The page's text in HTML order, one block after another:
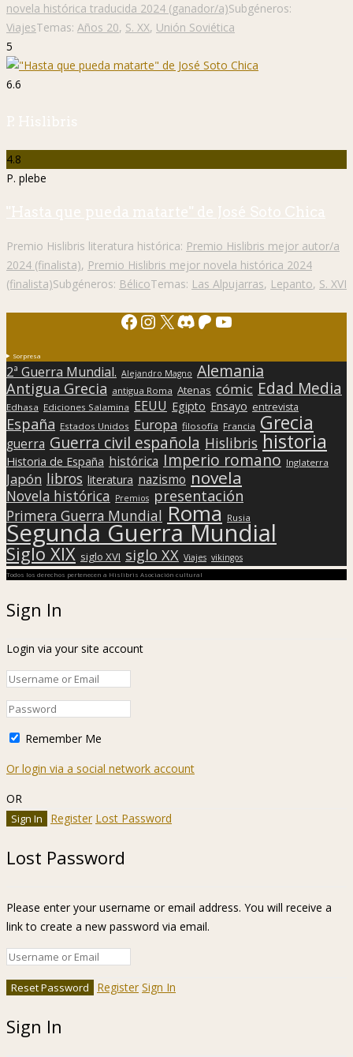
novela histórica traducida 2024 (ganador/a)Subgéneros:
ViajesTemas: Años 20, S. XX, Unión Soviética
5
6.6
P. Hislibris
4.8
P. plebe
"Hasta que pueda matarte" de José Soto Chica
Premio Hislibris literatura histórica: Premio Hislibris mejor autor/a
2024 (finalista), Premio Hislibris mejor novela histórica 2024
(finalista)Subgéneros: BélicoTemas: Las Alpujarras, Lepanto, S. XVI
Facebook
Instagram
X Discord
Patreon
YouTube
Sorpresa
2ª Guerra Mundial. Alejandro Magno Alemania
Antigua Grecia antigua Roma Atenas cómic Edad Media
Edhasa Ediciones Salamina EEUU Egipto Ensayo entrevista
España Estados Unidos Europa filosofía Francia Grecia
guerra Guerra civil española Hislibris historia
Historia de España histórica Imperio romano Inglaterra
Japón libros literatura nazismo novela
Novela histórica Premios presentación
Primera Guerra Mundial Roma Rusia
Segunda Guerra Mundial
Siglo XIX siglo XVI siglo XX Viajes vikingos
Todos los derechos pertenecen a Hislibris Asociación cultural
Sign In
Login via your site account
Remember Me
Or login via a social network account
OR
Register Lost Password
Lost Password
Please enter your username or email address. You will receive a
link to create a new password via email.
Register Sign In
Sign In